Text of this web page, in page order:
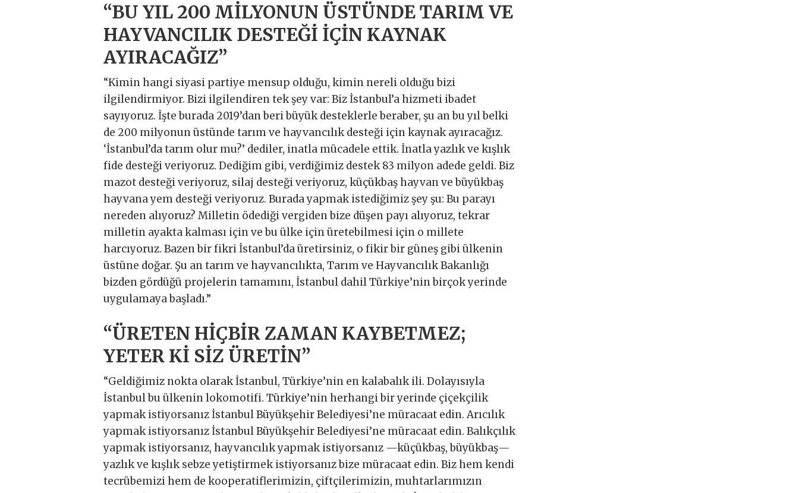
“BU YIL 200 MİLYONUN ÜSTÜNDE TARIM VE
HAYVANCILIK DESTEĞİ İÇİN KAYNAK
AYIRACAĞIZ”
“Kimin hangi siyasi partiye mensup olduğu, kimin nereli olduğu bizi
ilgilendirmiyor. Bizi ilgilendiren tek şey var: Biz İstanbul’a hizmeti ibadet
sayıyoruz. İşte burada 2019’dan beri büyük desteklerle beraber, şu an bu yıl belki
de 200 milyonun üstünde tarım ve hayvancılık desteği için kaynak ayıracağız.
‘İstanbul’da tarım olur mu?’ dediler, inatla mücadele ettik. İnatla yazlık ve kışlık
fide desteği veriyoruz. Dediğim gibi, verdiğimiz destek 83 milyon adede geldi. Biz
mazot desteği veriyoruz, silaj desteği veriyoruz, küçükbaş hayvan ve büyükbaş
hayvana yem desteği veriyoruz. Burada yapmak istediğimiz şey şu: Bu parayı
nereden alıyoruz? Milletin ödediği vergiden bize düşen payı alıyoruz, tekrar
milletin ayakta kalması için ve bu ülke için üretebilmesi için o millete
harcıyoruz. Bazen bir fikri İstanbul’da üretirsiniz, o fikir bir güneş gibi ülkenin
üstüne doğar. Şu an tarım ve hayvancılıkta, Tarım ve Hayvancılık Bakanlığı
bizden gördüğü projelerin tamamını, İstanbul dahil Türkiye’nin birçok yerinde
uygulamaya başladı.”
“ÜRETEN HİÇBİR ZAMAN KAYBETMEZ;
YETER Kİ SİZ ÜRETİN”
“Geldiğimiz nokta olarak İstanbul, Türkiye’nin en kalabalık ili. Dolayısıyla
İstanbul bu ülkenin lokomotifi. Türkiye’nin herhangi bir yerinde çiçekçilik
yapmak istiyorsanız İstanbul Büyükşehir Belediyesi’ne müracaat edin. Arıcılık
yapmak istiyorsanız İstanbul Büyükşehir Belediyesi’ne müracaat edin. Balıkçılık
yapmak istiyorsanız, hayvancılık yapmak istiyorsanız —küçükbaş, büyükbaş—
yazlık ve kışlık sebze yetiştirmek istiyorsanız bize müracaat edin. Biz hem kendi
tecrübemizi hem de kooperatiflerimizin, çiftçilerimizin, muhtarlarımızın